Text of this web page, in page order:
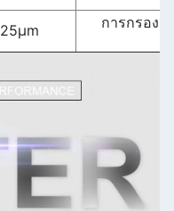
การกรอง